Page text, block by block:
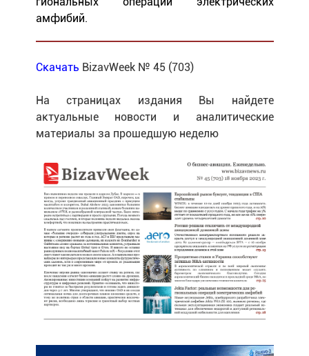
амфибий.
Скачать BizavWeek № 45 (703)
На страницах издания Вы найдете
актуальные новости и аналитические
материалы за прошедшую неделю